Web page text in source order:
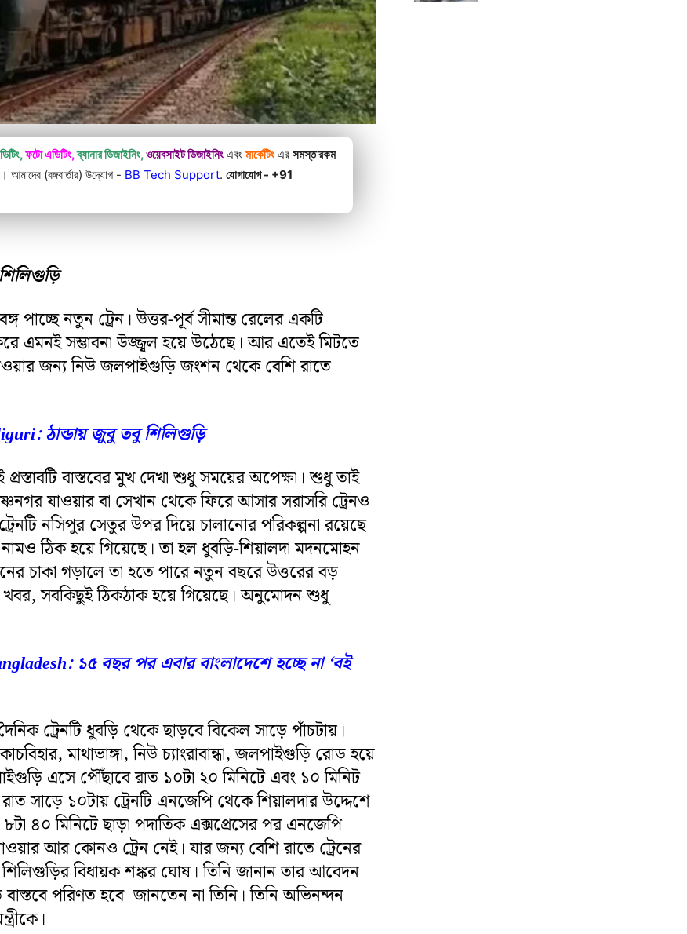
ফটো এডিটিং,ব্যানার ডিজাইনিং,ওয়েবসাইট ডিজাইনিং এবংমার্কেটিং এরসমস্ত রকম
আমাদের (বঙ্গবার্তার) উদ্যোগ - BB Tech Support.যোগাযোগ - +91
পাচ্ছে নতুন ট্রেন। উত্তর-পূর্ব সীমান্ত রেলের একটি
করে এমনই সম্ভাবনা উজ্জ্বল হয়ে উঠেছে। আর এতেই মিটতে
জন্য নিউ জলপাইগুড়ি জংশন থেকে বেশি রাতে
ঠান্ডায় জুবু তবু শিলিগুড়ি
প্রস্তাবটি বাস্তবের মুখ দেখা শুধু সময়ের অপেক্ষা। শুধু তাই
যাওয়ার বা সেখান থেকে ফিরে আসার সরাসরি ট্রেনও
নসিপুর সেতুর উপর দিয়ে চালানোর পরিকল্পনা রয়েছে
নামও ঠিক হয়ে গিয়েছে। তা হল ধুবড়ি-শিয়ালদা মদনমোহন
চাকা গড়ালে তা হতে পারে নতুন বছরে উত্তরের বড়
খবর, সবকিছুই ঠিকঠাক হয়ে গিয়েছে। অনুমোদন শুধু
১৫ বছর পর এবার বাংলাদেশে হচ্ছে না ‘বই
ট্রেনটি ধুবড়ি থেকে ছাড়বে বিকেল সাড়ে পাঁচটায়।
মাথাভাঙ্গা, নিউ চ্যাংরাবান্ধা, জলপাইগুড়ি রোড হয়ে
এসে পৌঁছাবে রাত ১০টা ২০ মিনিটে এবং ১০ মিনিট
সাড়ে ১০টায় ট্রেনটি এনজেপি থেকে শিয়ালদার উদ্দেশে
৮টা ৪০ মিনিটে ছাড়া পদাতিক এক্সপ্রেসের পর এনজেপি
আর কোনও ট্রেন নেই। যার জন্য বেশি রাতে ট্রেনের
বিধায়ক শঙ্কর ঘোষ। তিনি জানান তার আবেদন
পরিণত হবে জানতেন না তিনি। তিনি অভিনন্দন